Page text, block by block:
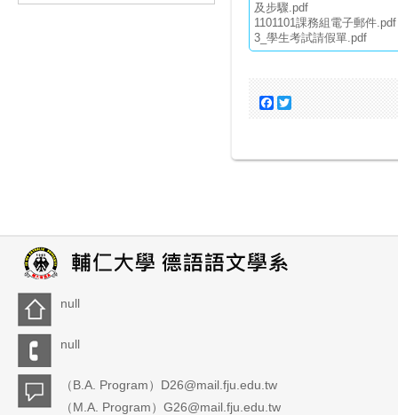
及步驟.pdf
1101101課務組電子郵件.pdf
3_學生考試請假單.pdf
Facebook
null
null
（B.A. Program）D26@mail.fju.edu.tw
（M.A. Program）G26@mail.fju.edu.tw